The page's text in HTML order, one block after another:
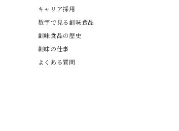
キャリア採用
数字で見る創味食品
創味食品の歴史
創味の仕事
よくある質問